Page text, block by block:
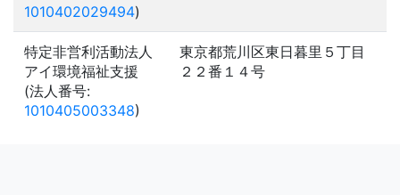
1010402029494)
特定非営利活動法人
アイ環境福祉支援
(法人番号:
1010405003348)
東京都荒川区東日暮里５丁目
２２番１４号